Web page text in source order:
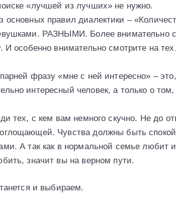
«лучшей из лучших» не нужно.
основных правил диалектики –
РАЗНЫМИ. Более внимательно
И особенно внимательно смотрите на
фразу «мне с ней интересно» –
интересный человек, а только о
тех, с кем вам немного скучно. Не до
Чувства должны быть
А так как в нормальной семье любит
значит вы на верном пути.
и выбираем.